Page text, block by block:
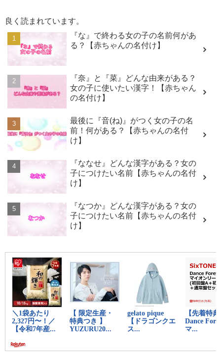
良く読まれています。
『な』で終わる女の子の名前何があ
る？【赤ちゃんの名付け】
『奈』と『菜』どんな由来がある？
女の子に使いたい漢字！【赤ちゃん
の名付け】
最後に『音(ね)』がつく女の子の名
前！何がある？【赤ちゃんの名付
け】
『ななせ』どんな漢字がある？女の
子につけたい名前【赤ちゃんの名付
け】
『なつか』どんな漢字がある？女の
子につけたい名前【赤ちゃんの名付
け】